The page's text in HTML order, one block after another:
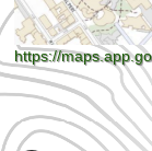
https://